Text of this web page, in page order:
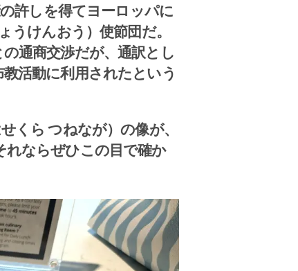
許しを得てヨーロッパに
うけんおう）使節団だ。
通商交渉だが、通訳とし
活動に利用されたという
くら つねなが）の像が、
れならぜひこの目で確か